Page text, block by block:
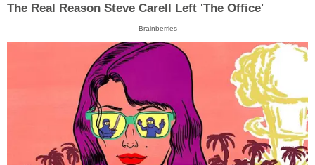
The Real Reason Steve Carell Left 'The Office'
Brainberries